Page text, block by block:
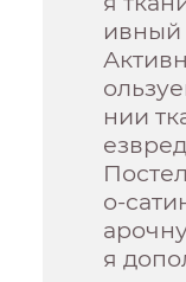
ивный
нии
о-
я